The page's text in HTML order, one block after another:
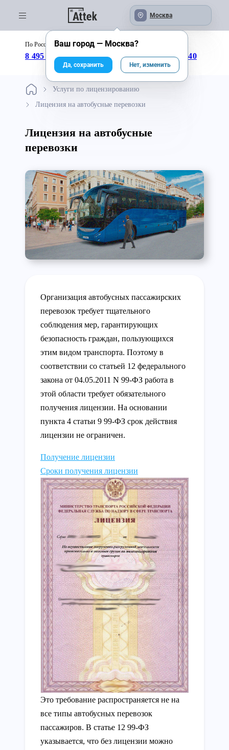
Москва
По России бесплатно:
8 495 246-04-43 8 800 333-25-40
Услуги по лицензированию
Лицензия на автобусные перевозки
Лицензия на автобусные
перевозки
Организация автобусных пассажирских
перевозок требует тщательного
соблюдения мер, гарантирующих
безопасность граждан, пользующихся
этим видом транспорта. Поэтому в
соответствии со статьей 12 федерального
закона от 04.05.2011 N 99-ФЗ работа в
этой области требует обязательного
получения лицензии. На основании
пункта 4 статьи 9 99-ФЗ срок действия
лицензии не ограничен.
Получение лицензии
Сроки получения лицензии
Это требование распространяется не на
все типы автобусных перевозок
пассажиров. В статье 12 99-ФЗ
указывается, что без лицензии можно
Ваш город — Москва?
Да, сохранить Нет, изменить